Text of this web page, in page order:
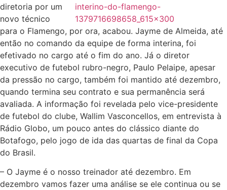
diretoria por um
novo técnico
para o Flamengo, por ora, acabou. Jayme de Almeida, até
então no comando da equipe de forma interina, foi
efetivado no cargo até o fim do ano. Já o diretor
executivo de futebol rubro-negro, Paulo Pelaipe, apesar
da pressão no cargo, também foi mantido até dezembro,
quando termina seu contrato e sua permanência será
avaliada. A informação foi revelada pelo vice-presidente
de futebol do clube, Wallim Vasconcellos, em entrevista à
Rádio Globo, um pouco antes do clássico diante do
Botafogo, pelo jogo de ida das quartas de final da Copa
do Brasil.
– O Jayme é o nosso treinador até dezembro. Em
dezembro vamos fazer uma análise se ele continua ou se